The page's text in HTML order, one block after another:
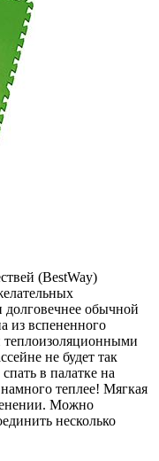
(BestWay)
обычной
из вспененного
теплоизоляционными
не будет так
в палатке на
теплее! Мягкая
Можно
несколько